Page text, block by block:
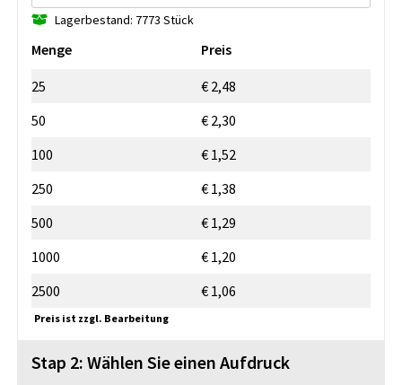
Lagerbestand: 7773 Stück
Menge Preis
25
€ 2,48
50
€ 2,30
100
€ 1,52
250
€ 1,38
500
€ 1,29
1000
€ 1,20
2500
€ 1,06
Preis ist zzgl. Bearbeitung
Stap 2: Wählen Sie einen Aufdruck